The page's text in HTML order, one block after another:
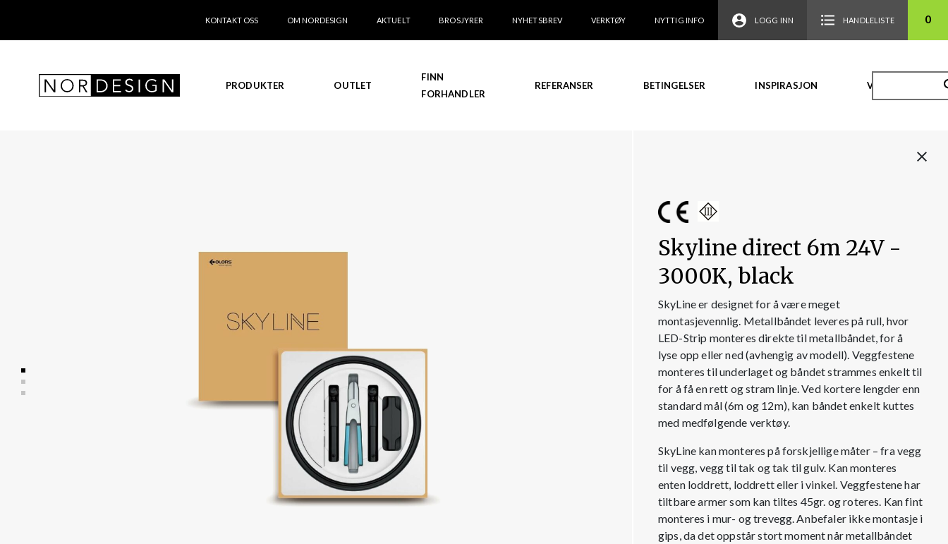
KONTAKT OSS OM NORDESIGN AKTUELT BROSJYRER NYHETSBREV VERKTØY NYTTIG INFO LOGG INN HANDLELISTE 0
PRODUKTER OUTLET
FINN
FORHANDLER
REFERANSER BETINGELSER INSPIRASJON VIDEO
Skyline direct 6m 24V -
3000K, black
SkyLine er designet for å være meget
montasjevennlig. Metallbåndet leveres på rull, hvor
LED-Strip monteres direkte til metallbåndet, for å
lyse opp eller ned (avhengig av modell). Veggfestene
monteres til underlaget og båndet strammes enkelt til
for å få en rett og stram linje. Ved kortere lengder enn
standard mål (6m og 12m), kan båndet enkelt kuttes
med medfølgende verktøy.
SkyLine kan monteres på forskjellige måter – fra vegg
til vegg, vegg til tak og tak til gulv. Kan monteres
enten loddrett, loddrett eller i vinkel. Veggfestene har
tiltbare armer som kan tiltes 45gr. og roteres. Kan fint
monteres i mur- og trevegg. Anbefaler ikke montasje i
gips, da det oppstår stort moment når metallbåndet